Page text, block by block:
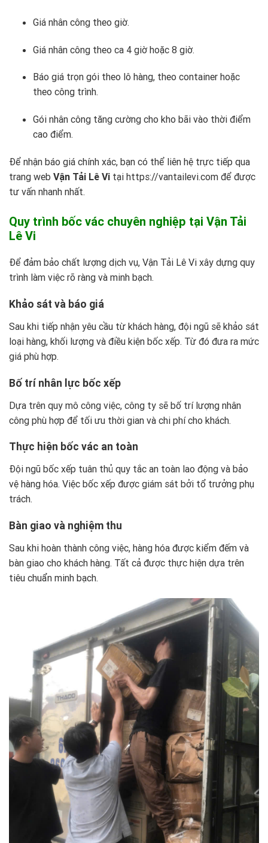
Giá nhân công theo giờ.
Giá nhân công theo ca 4 giờ hoặc 8 giờ.
Báo giá trọn gói theo lô hàng, theo container hoặc
theo công trình.
Gói nhân công tăng cường cho kho bãi vào thời điểm
cao điểm.
Để nhận báo giá chính xác, bạn có thể liên hệ trực tiếp qua
trang web Vận Tải Lê Vi tại https://vantailevi.com để được
tư vấn nhanh nhất.
Quy trình bốc vác chuyên nghiệp tại Vận Tải
Lê Vi
Để đảm bảo chất lượng dịch vụ, Vận Tải Lê Vi xây dựng quy
trình làm việc rõ ràng và minh bạch.
Khảo sát và báo giá
Sau khi tiếp nhận yêu cầu từ khách hàng, đội ngũ sẽ khảo sát
loại hàng, khối lượng và điều kiện bốc xếp. Từ đó đưa ra mức
giá phù hợp.
Bố trí nhân lực bốc xếp
Dựa trên quy mô công việc, công ty sẽ bố trí lượng nhân
công phù hợp để tối ưu thời gian và chi phí cho khách.
Thực hiện bốc vác an toàn
Đội ngũ bốc xếp tuân thủ quy tắc an toàn lao động và bảo
vệ hàng hóa. Việc bốc xếp được giám sát bởi tổ trưởng phụ
trách.
Bàn giao và nghiệm thu
Sau khi hoàn thành công việc, hàng hóa được kiểm đếm và
bàn giao cho khách hàng. Tất cả được thực hiện dựa trên
tiêu chuẩn minh bạch.